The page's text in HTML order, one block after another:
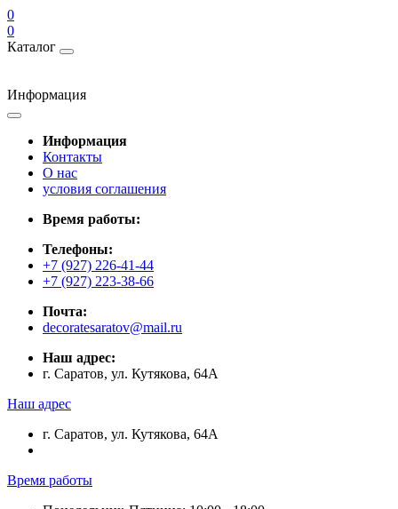
0
0
Каталог
Информация
Информация
Контакты
О нас
условия соглашения
Время работы:
Телефоны:
+7 (927) 226-41-44
+7 (927) 223-38-66
Почта:
decoratesaratov@mail.ru
Наш адрес:
г. Саратов, ул. Кутякова, 64А
Наш адрес
г. Саратов, ул. Кутякова, 64А
Время работы